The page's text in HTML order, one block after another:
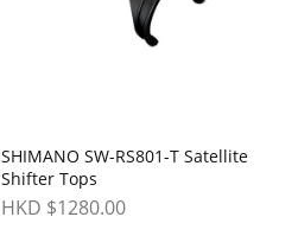
SHIMANO SW-RS801-T Satellite
Shifter Tops
HKD $1280.00